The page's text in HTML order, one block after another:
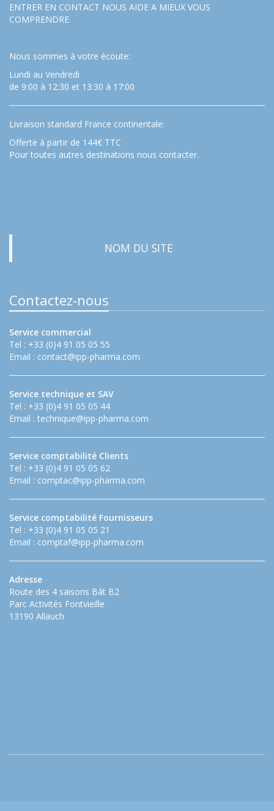
ENTRER EN CONTACT NOUS AIDE A MIEUX VOUS
COMPRENDRE
Nous sommes à votre écoute:
Lundi au Vendredi
de 9:00 à 12:30 et 13:30 à 17:00
Livraison standard France continentale:
Offerte à partir de 144€ TTC
Pour toutes autres destinations nous contacter.
…
NOM DU SITE
Contactez-nous
Service commercial
Tel : +33 (0)4 91 05 05 55
Email : contact@ipp-pharma.com
Service technique et SAV
Tel : +33 (0)4 91 05 05 44
Email : technique@ipp-pharma.com
Service comptabilité Clients
Tel : +33 (0)4 91 05 05 62
Email : comptac@ipp-pharma.com
Service comptabilité Fournisseurs
Tel : +33 (0)4 91 05 05 21
Email : comptaf@ipp-pharma.com
Adresse
Route des 4 saisons Bât B2
Parc Activités Fontvieille
13190 Allauch